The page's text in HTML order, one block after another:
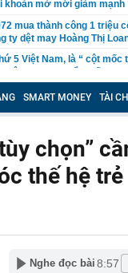
khoản mở mới giảm mạnh
mua thành công 1 triệu
ty dệt may Hoàng Thị
5 Việt Nam, là “ cột mốc
tư nhân sở hữu 14
danh "Hệ thống Y khoa
cắt margin trong tháng 8
hơn 1 tỷ USD ở nước ngoài
120%
VN-Index có thể chạm
SMART MONEY TÀI
chọn”
thế hệ trẻ
Nghe đọc bài 8:57